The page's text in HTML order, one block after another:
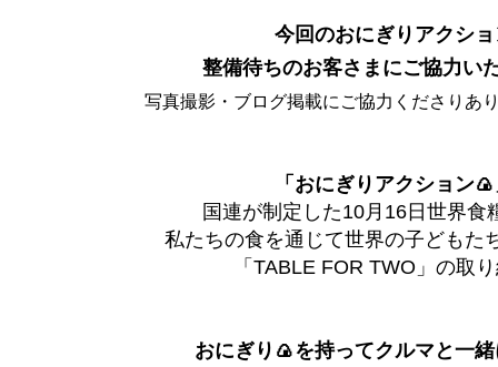
今回のおにぎりアクシ
整備待ちのお客さまにご協力い
写真撮影・ブログ掲載にご協力くださりあ
「おにぎりアクション
国連が制定した10月16日世界食
私たちの食を通じて世界の子どもた
「TABLE FOR TWO」の取
おにぎり🍙を持ってクルマと一